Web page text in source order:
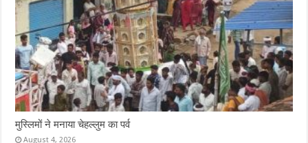
मुस्लिमों ने मनाया चेहल्लुम का पर्व
August 4, 2026